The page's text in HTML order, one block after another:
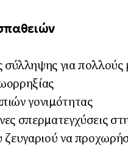
σύλληψης για πολλούς
γονιμότητας
σπερματεγχύσεις
ζευγαριού να